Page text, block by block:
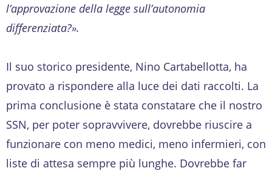
l’approvazione della legge sull’autonomia
differenziata?».
Il suo storico presidente, Nino Cartabellotta, ha
provato a rispondere alla luce dei dati raccolti. La
prima conclusione è stata constatare che il nostro
SSN, per poter sopravvivere, dovrebbe riuscire a
funzionare con meno medici, meno infermieri, con
liste di attesa sempre più lunghe. Dovrebbe far